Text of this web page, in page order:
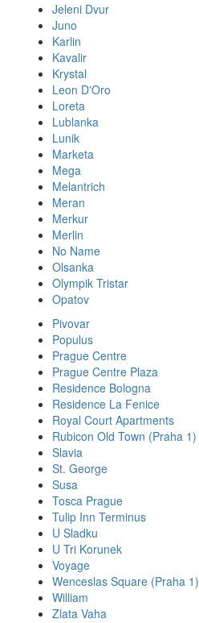
Jeleni Dvur
Juno
Karlin
Kavalir
Krystal
Leon D'Oro
Loreta
Lublanka
Lunik
Marketa
Mega
Melantrich
Meran
Merkur
Merlin
No Name
Olsanka
Olympik Tristar
Opatov
Pivovar
Populus
Prague Centre
Prague Centre Plaza
Residence Bologna
Residence La Fenice
Royal Court Apartments
Rubicon Old Town (Praha 1)
Slavia
St. George
Susa
Tosca Prague
Tulip Inn Terminus
U Sladku
U Tri Korunek
Voyage
Wenceslas Square (Praha 1)
William
Zlata Vaha